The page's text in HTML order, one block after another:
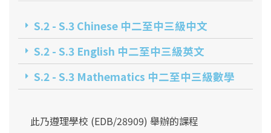
S.2 - S.3 Chinese 中二至中三級中文
S.2 - S.3 English 中二至中三級英文​
S.2 - S.3 Mathematics 中二至中三級數學​
此乃遵理學校 (EDB/28909) 舉辦的課程